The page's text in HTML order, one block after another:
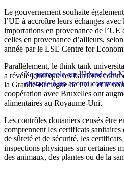
Le gouvernement souhaite
l’UE à accroître leurs échanges
importations en provenance de l’UE
celles en provenance d’ailleurs,
année par le LSE Centre for
Le protocole sur l’Irlande du
obstacle à un accord
Parallèlement, le think tank
a révélé jeudi que les barrières
la Grande-Bretagne de l’UE et le
coopération avec Bruxelles ont
alimentaires au Royaume-Uni.
Les contrôles douaniers censés être
comprennent les certificats
de sûreté et de sécurité, les
inspections physiques sur certaines
des animaux, des plantes ou de la